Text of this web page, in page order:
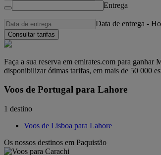
Entrega
Data de entrega -
Consultar tarifas
Faça a sua reserva em emirates.com para
disponibilizar ótimas tarifas, em mais de 50 000
Voos de Portugal para Lahore
1 destino
Voos de Lisboa para Lahore
Os nossos destinos em Paquistão